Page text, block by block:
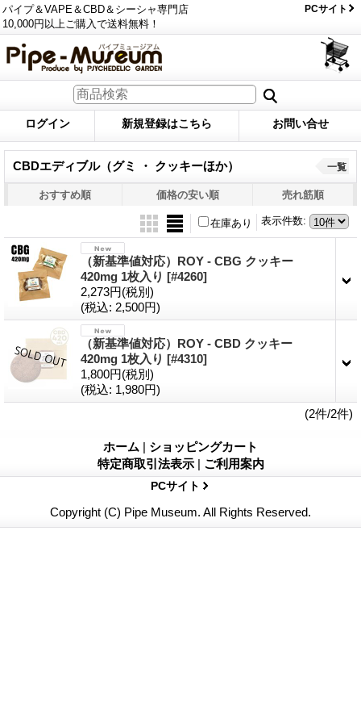
パイプ＆VAPE＆CBD＆シーシャ専門店
10,000円以上ご購入で送料無料！
PCサイト
ログイン 新規登録はこちら お問い合せ
CBDエディブル（グミ ・ クッキーほか） 一覧
おすすめ順 価格の安い順 売れ筋順
表示件数:
在庫あり
（新基準値対応）ROY - CBG クッキー
420mg 1枚入り [#4260]
2,273円(税別)
(税込: 2,500円)
（新基準値対応）ROY - CBD クッキー
420mg 1枚入り [#4310]
1,800円(税別)
(税込: 1,980円)
(2件/2件)
ホーム | ショッピングカート
特定商取引法表示 | ご利用案内
PCサイト
Copyright (C) Pipe Museum. All Rights Reserved.